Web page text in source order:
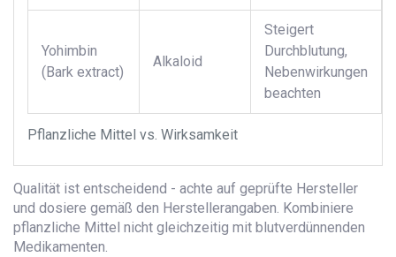
Pflanzliche Mittel vs. Wirksamkeit
Yohimbin
(Bark extract)
Alkaloid
Steigert
Durchblutung,
Nebenwirkungen
beachten
Qualität ist entscheidend - achte auf geprüfte Hersteller
und dosiere gemäß den Herstellerangaben. Kombiniere
pflanzliche Mittel nicht gleichzeitig mit blutverdünnenden
Medikamenten.